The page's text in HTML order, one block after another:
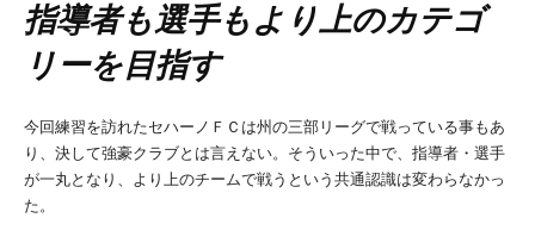
指導者も選手もより上のカテゴ
リーを目指す
今回練習を訪れたセハーノＦＣは州の三部リーグで戦っている事もあ
り、決して強豪クラブとは言えない。そういった中で、指導者・選手
が一丸となり、より上のチームで戦うという共通認識は変わらなかっ
た。